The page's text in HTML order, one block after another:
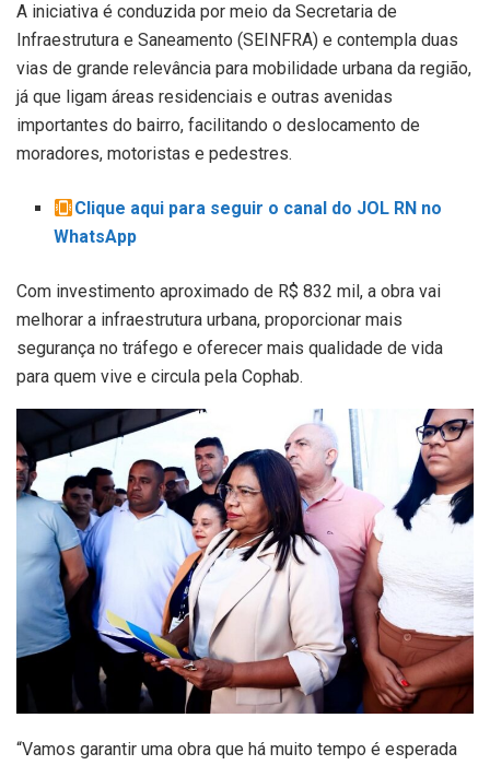
A iniciativa é conduzida por meio da Secretaria de
Infraestrutura e Saneamento (SEINFRA) e contempla duas
vias de grande relevância para mobilidade urbana da região,
já que ligam áreas residenciais e outras avenidas
importantes do bairro, facilitando o deslocamento de
moradores, motoristas e pedestres.
Clique aqui para seguir o canal do JOL RN no
WhatsApp
Com investimento aproximado de R$ 832 mil, a obra vai
melhorar a infraestrutura urbana, proporcionar mais
segurança no tráfego e oferecer mais qualidade de vida
para quem vive e circula pela Cophab.
“Vamos garantir uma obra que há muito tempo é esperada